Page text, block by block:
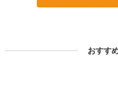
おすす